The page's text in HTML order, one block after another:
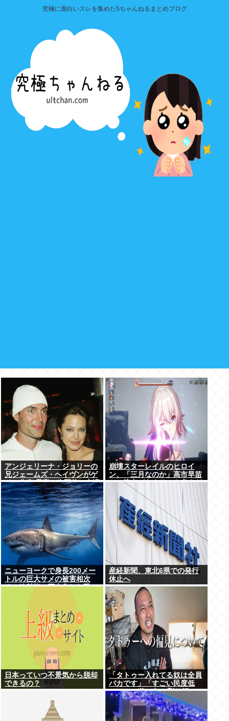
究極に面白いスレを集めた5ちゃんねるまとめブログ
アンジェリーナ・ジョリーの
兄ジェームズ・ヘイヴンがゲ
イと公表 元妻の生配信に出演
しカミングアウト ヤフコメ
「顔見ればわかる」
崩壊スターレイルのヒロイ
ン、「三月なのか」高市早苗
との接点があまりにも多すぎ
る。もしかして早苗がモデ
ル？
ニューヨークで身長200メー
トルの巨大サメの被害相次
ぐ、放射能で巨大化した恐
産経新聞、東北6県での発行
休止へ
日本っていつ不景気から脱却
できるの？
「タトゥー入れてる奴は全員
バカです」「すごい民度低
い」この道23年の彫り師
YouTuberの動画が話題